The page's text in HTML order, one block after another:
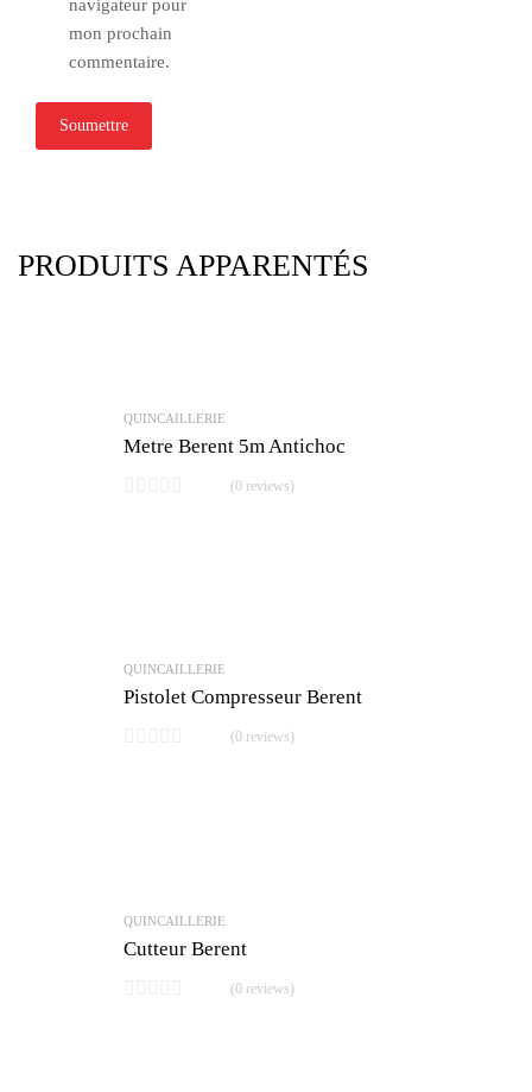
navigateur pour
mon prochain
commentaire.
PRODUITS APPARENTÉS
QUINCAILLERIE
Metre Berent 5m Antichoc
(0 reviews)
QUINCAILLERIE
Pistolet Compresseur Berent
(0 reviews)
QUINCAILLERIE
Cutteur Berent
(0 reviews)